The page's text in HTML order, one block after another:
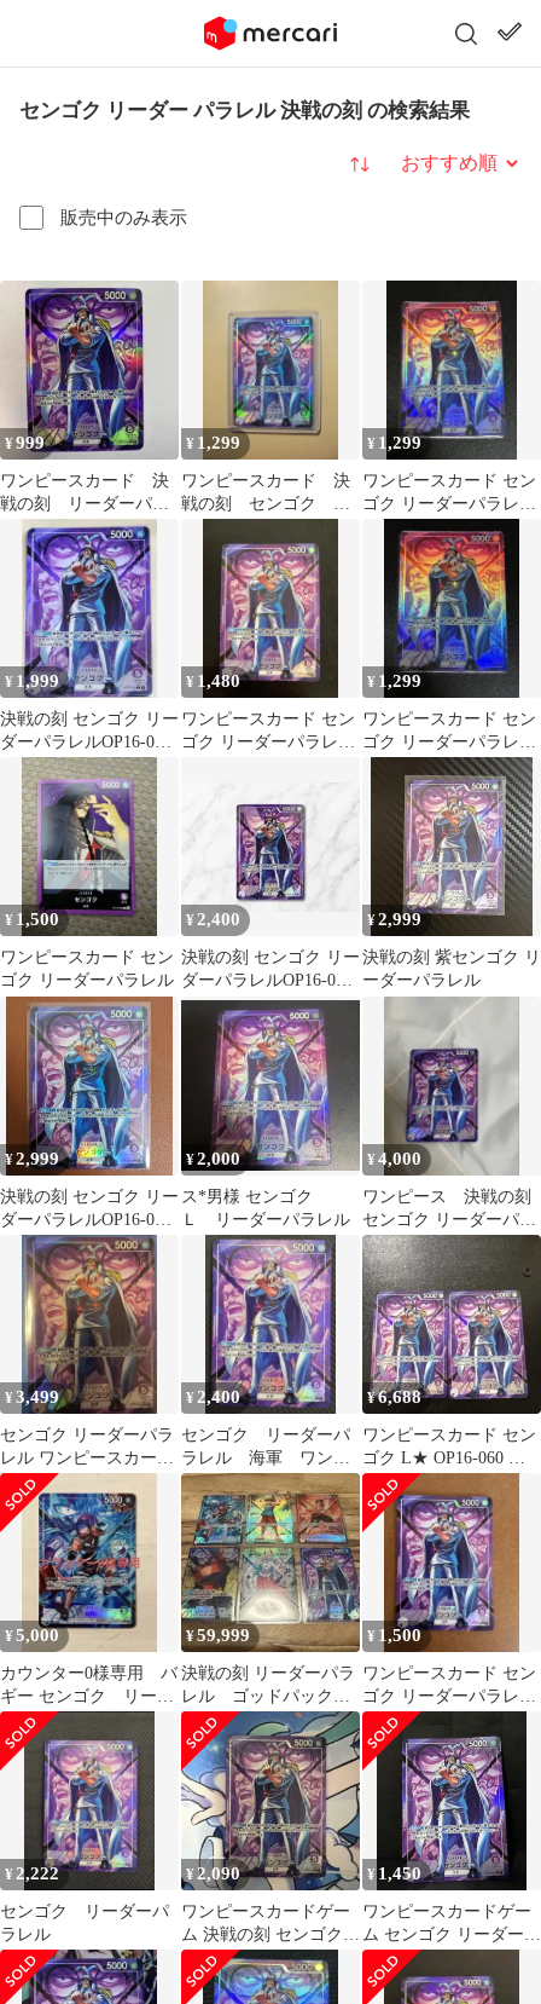
センゴク リーダー パラレル 決戦の刻 の検索結果
販売中のみ表示
並び替え
¥999
ワンピースカード 決
戦の刻 リーダーパラ
レル リーパラ セン
ゴク op15
¥ 1,299
ワンピースカード 決
戦の刻 センゴク リ
¥ 1,299
ワンピースカード セン
ゴク リーダーパラレル
OP16-060 決戦の刻 ①
¥ 1,999
決戦の刻 センゴク リー
ダーパラレルOP16-060
¥ 1,480
ワンピースカード セン
ゴク リーダーパラレル
¥ 1,299
ワンピースカード セン
ゴク リーダーパラレル
OP16-060 L 決戦の刻 ②
¥ 1,500
ワンピースカード セン
ゴク リーダーパラレル
¥2,400
決戦の刻 センゴク リー
ダーパラレルOP16-060
L
¥2,999
決戦の刻 紫センゴク リ
ーダーパラレル
¥2,999
決戦の刻 センゴク リー
ダーパラレルOP16-060
¥2,000
ス*男様 センゴク
Ｌ リーダーパラレル
¥4,000
ワンピース 決戦の刻
センゴク リーダーパラ
レルOP16-060 L
¥3,499
センゴク リーダーパラ
レル ワンピースカード
ゲーム 決戦の刻
¥ 2,400
センゴク リーダーパ
ラレル 海軍 ワンピ
ースカードゲーム 決
戦の刻
¥6,688
ワンピースカード セン
ゴク L★ OP16-060 リ
ーダーパラレル 2枚
¥5,000
カウンター0様専用 バ
ギー センゴク リーダ
ーパラレル
¥59,999
決戦の刻 リーダーパラ
レル ゴッドパック 6
枚セット ワンピース
¥ 1,500
ワンピースカード セン
ゴク リーダーパラレル
決戦の刻 OP16-060
¥ 2,222
センゴク リーダーパ
ラレル
¥2,090
ワンピースカードゲー
ム 決戦の刻 センゴク
リーダーパラレル 1枚
¥ 1,450
ワンピースカードゲー
ム センゴク リーダーパ
ラレル 決戦の刻